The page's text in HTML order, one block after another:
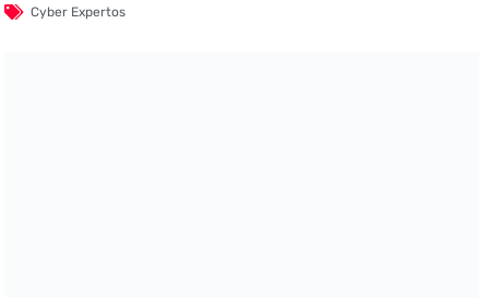
Cyber Expertos